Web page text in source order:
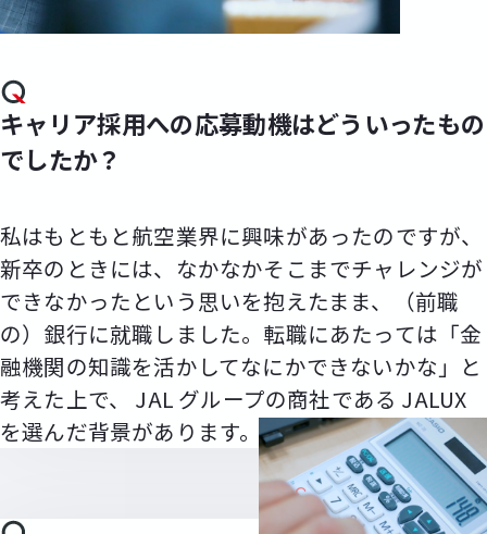
キャリア採用への応募動機はどういったもの
でしたか？
私はもともと航空業界に興味があったのですが、
新卒のときには、なかなかそこまでチャレンジが
できなかったという思いを抱えたまま、（前職
の）銀行に就職しました。転職にあたっては「金
融機関の知識を活かしてなにかできないかな」と
考えた上で、 JAL グループの商社である JALUX
を選んだ背景があります。